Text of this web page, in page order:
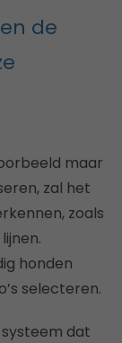
de
maar
zal het
zoals
honden
selecteren.
dat